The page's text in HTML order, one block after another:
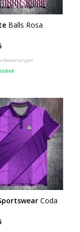
Balls Rosa
Bewertungen
Coda